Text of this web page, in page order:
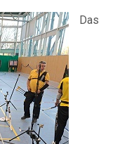
Das